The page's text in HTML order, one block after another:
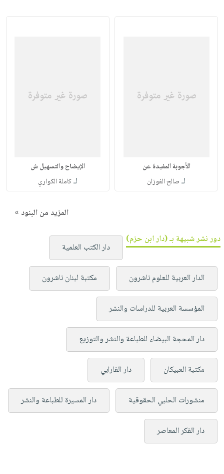
الأجوبة المفيدة عن
لـ صالح الفوزان
الإيضاح والتسهيل ش
لـكاملة الكواري
المزيد من البنود »
دور نشر شبيهة بـ (دار ابن حزم)
دار الكتب العلمية
الدار العربية للعلوم ناشرون مكتبة لبنان ناشرون
المؤسسة العربية للدراسات والنشر
دار المحجة البيضاء للطباعة والنشر والتوزيع
مكتبة العبيكان دار الفارابي
منشورات الحلبي الحقوقية دار المسيرة للطباعة والنشر
دار الفكر المعاصر